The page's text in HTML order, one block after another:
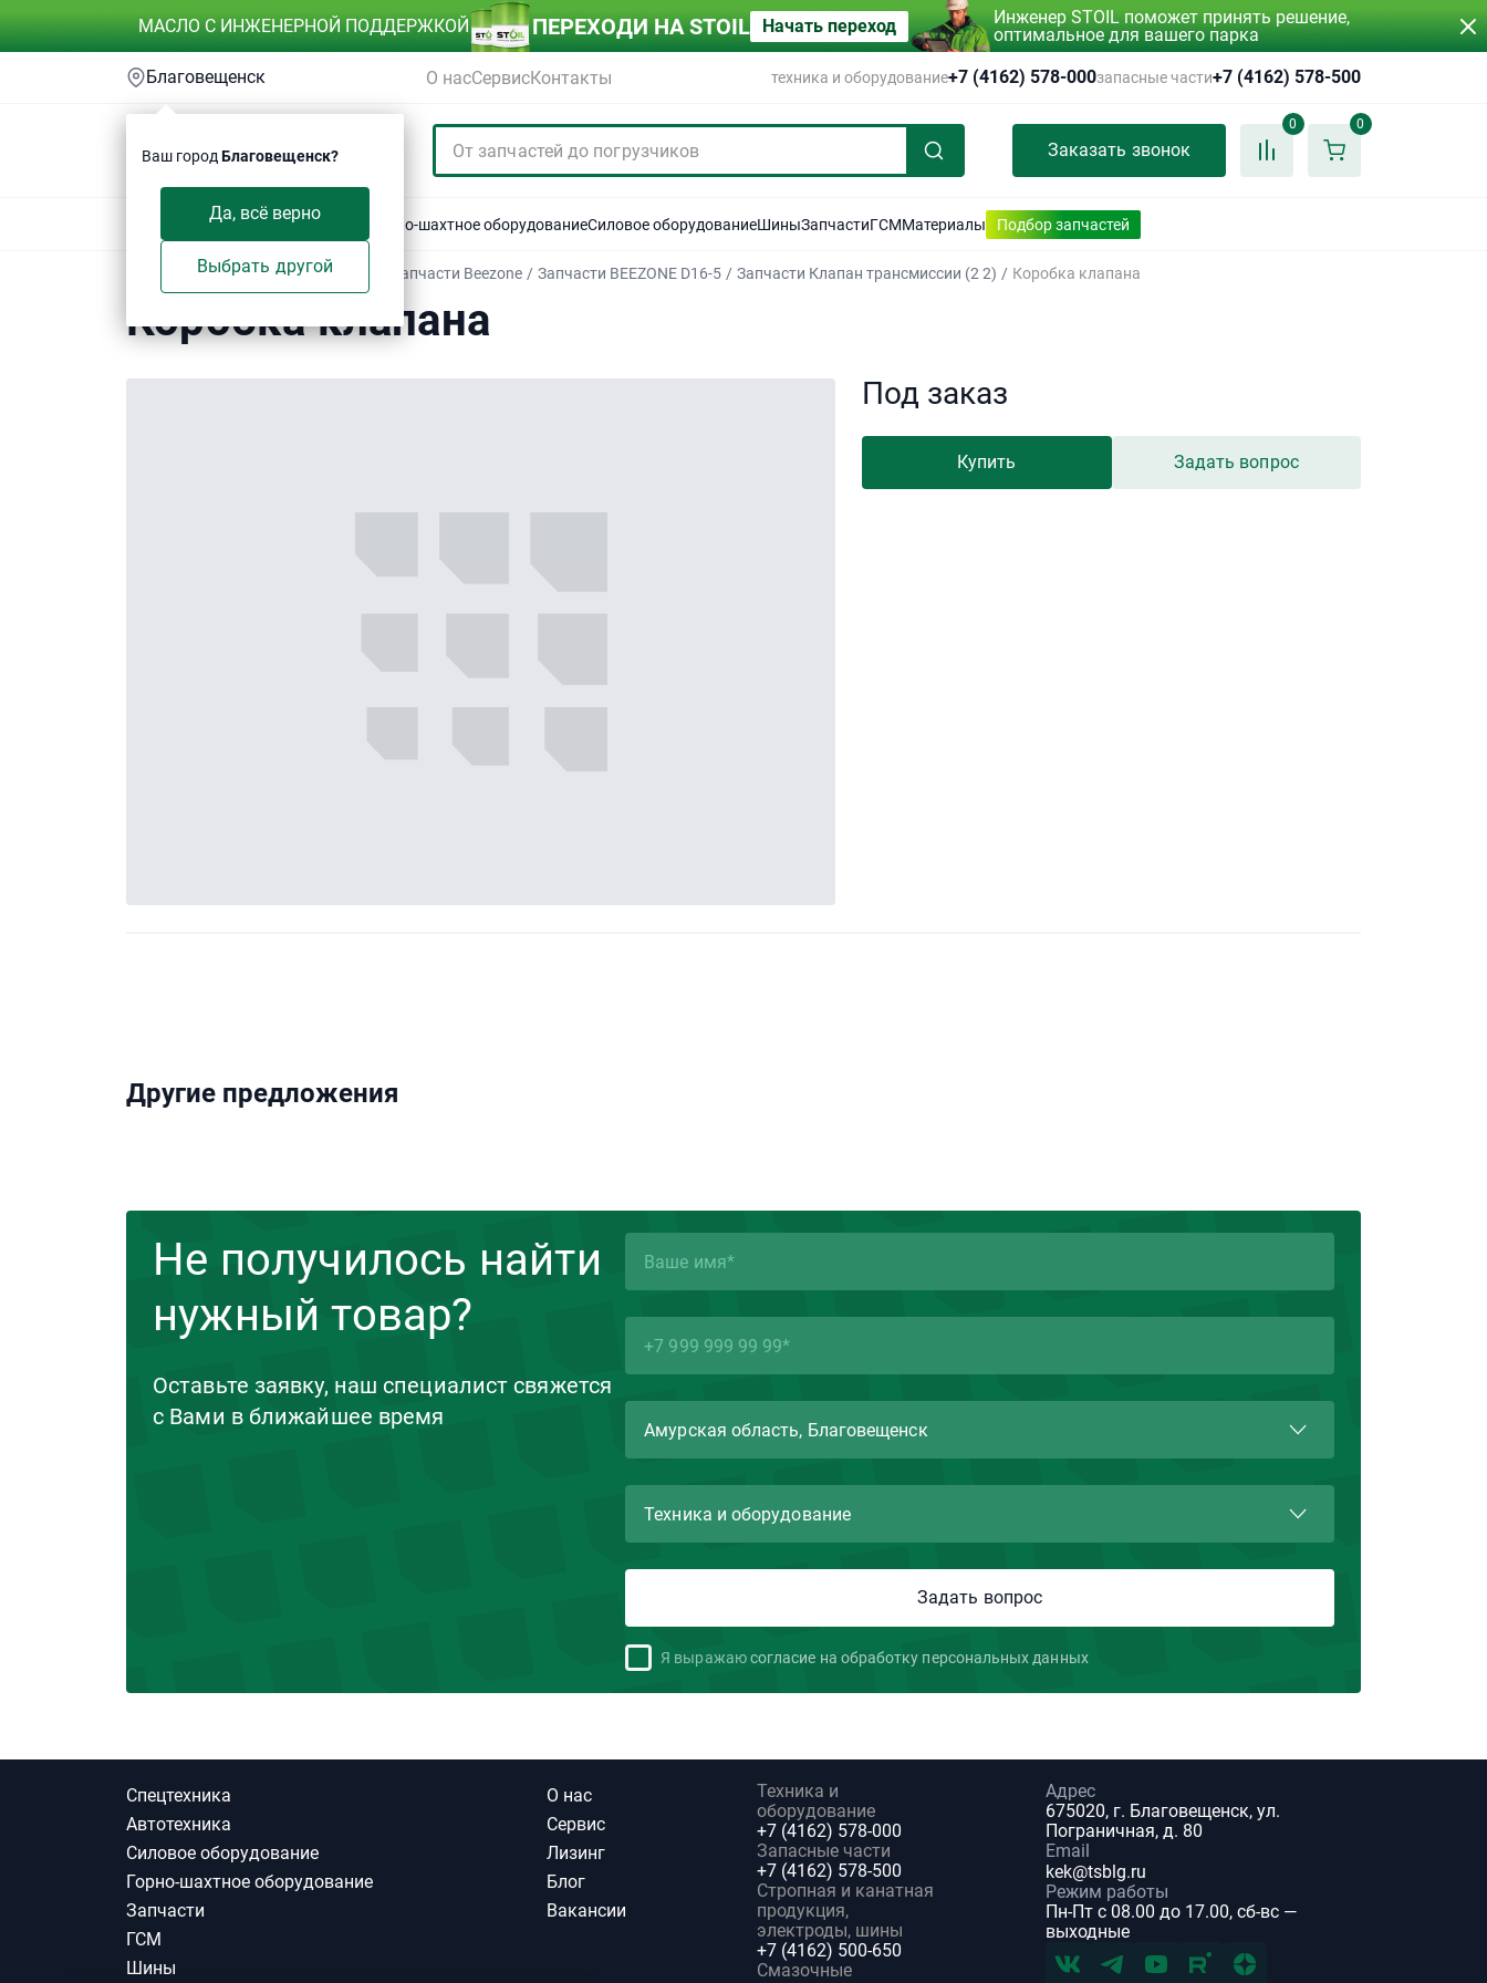
МАСЛО С ИНЖЕНЕРНОЙ ПОДДЕРЖКОЙ ПЕРЕХОДИ НА STOIL Начать переход
Инженер STOIL поможет принять решение,
оптимальное для вашего парка
Благовещенск
Ваш город Благовещенск?
Да, всё верно
Выбрать другой
О насСервисКонтакты техника и оборудование+7 (4162) 578-000запасные части+7 (4162) 578-500
Заказать звонок
0 0
СпецтехникаАвтотехника Горно-шахтное оборудованиеСиловое оборудованиеШиныЗапчастиГСММатериалы Подбор запчастей
Техсервис / Электронный каталог Запчасти Beezone / Запчасти BEEZONE D16-5 / Запчасти Клапан трансмиссии (2 2) / Коробка клапана
Коробка клапана
Под заказ
Купить Задать вопрос
Другие предложения
Не получилось найти
нужный товар?
Оставьте заявку, наш специалист свяжется
с Вами в ближайшее время
Я выражаюсогласие на обработку персональных данных
Спецтехника
Автотехника
Силовое оборудование
Горно-шахтное оборудование
Запчасти
ГСМ
Шины
О нас
Сервис
Лизинг
Блог
Вакансии
Техника и
оборудование
+7 (4162) 578-000
Запасные части
+7 (4162) 578-500
Стропная и канатная
продукция,
электроды, шины
+7 (4162) 500-650
Смазочные
Адрес
675020, г. Благовещенск, ул.
Пограничная, д. 80
Email
kek@tsblg.ru
Режим работы
Пн-Пт с 08.00 до 17.00, сб-вс —
выходные